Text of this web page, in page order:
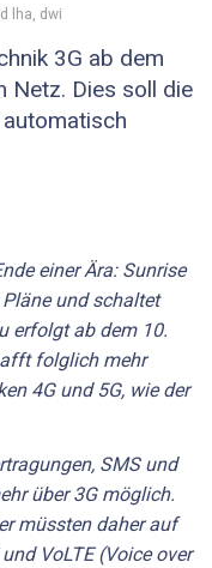
lha, dwi
3G ab dem
Netz. Dies soll die
einer Ära: Sunrise
und schaltet
erfolgt ab dem 10.
folglich mehr
4G und 5G, wie der
SMS und
über 3G möglich.
müssten daher auf
VoLTE (Voice over